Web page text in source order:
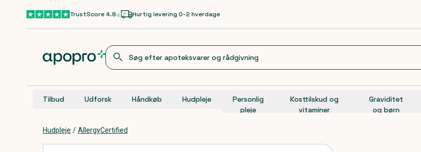
Gå til hovedindholdTrustScore 4.8 Hurtig levering 0-2 hverdage
Tilbud Udforsk Håndkøb Hudpleje
Personlig
pleje
Kosttilskud og
vitaminer
Graviditet
og børn
Hudpleje / AllergyCertified